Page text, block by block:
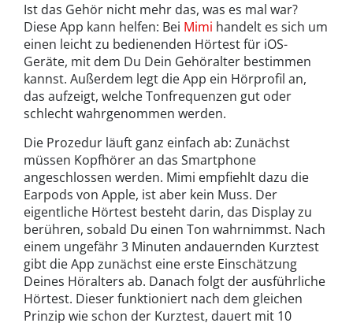
Ist das Gehör nicht mehr das, was es mal war?
Diese App kann helfen: Bei Mimi handelt es sich um
einen leicht zu bedienenden Hörtest für iOS-
Geräte, mit dem Du Dein Gehöralter bestimmen
kannst. Außerdem legt die App ein Hörprofil an,
das aufzeigt, welche Tonfrequenzen gut oder
schlecht wahrgenommen werden.
Die Prozedur läuft ganz einfach ab: Zunächst
müssen Kopfhörer an das Smartphone
angeschlossen werden. Mimi empfiehlt dazu die
Earpods von Apple, ist aber kein Muss. Der
eigentliche Hörtest besteht darin, das Display zu
berühren, sobald Du einen Ton wahrnimmst. Nach
einem ungefähr 3 Minuten andauernden Kurztest
gibt die App zunächst eine erste Einschätzung
Deines Höralters ab. Danach folgt der ausführliche
Hörtest. Dieser funktioniert nach dem gleichen
Prinzip wie schon der Kurztest, dauert mit 10